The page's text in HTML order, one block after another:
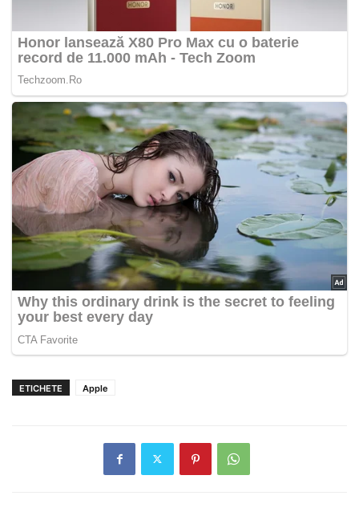
ETICHETE Apple